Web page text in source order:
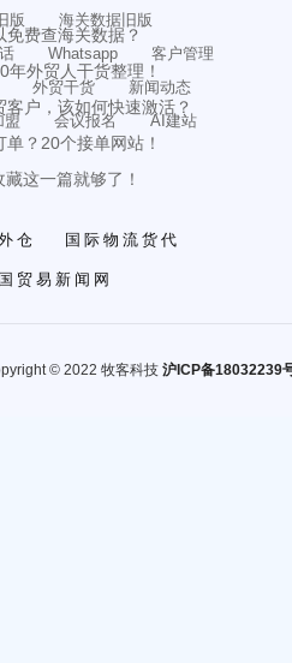
费查海关数据？
外贸人干货整理！
户，该如何快速激活？
？20个接单网站！
这一篇就够了！
版
海关数据旧版
Whatsapp
客户管理
外贸干货
新闻动态
盟 会议报名
AI建站
仓 国际物流货代
贸易新闻网
© 2022 牧客科技 沪ICP备18032239